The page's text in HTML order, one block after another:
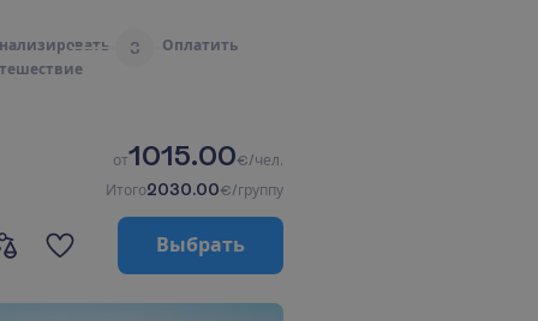
ализировать
ешествие
3 Оплатить
от1015.00€/чел.
Итого2030.00€/группу
Выбрать